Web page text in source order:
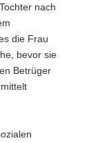
nach
die Frau
bevor sie
Betrüger